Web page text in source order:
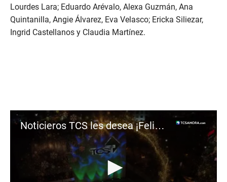
Lourdes Lara; Eduardo Arévalo, Alexa Guzmán, Ana
Quintanilla, Angie Álvarez, Eva Velasco; Ericka Siliezar,
Ingrid Castellanos y Claudia Martínez.
Noticieros TCS les desea ¡Feliz Navidad!